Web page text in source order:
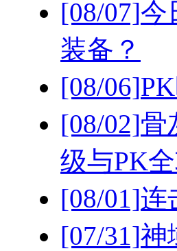
[08/07]今
装备？
[08/06]
[08/02]骨
级与PK
[08/01]连
[07/31]神